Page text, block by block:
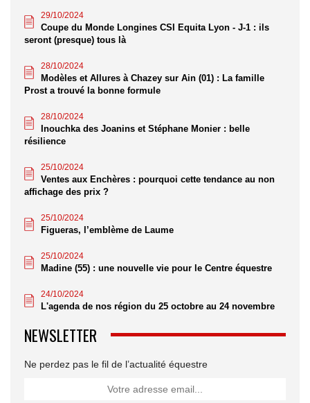
29/10/2024
Coupe du Monde Longines CSI Equita Lyon - J-1 : ils
seront (presque) tous là
28/10/2024
Modèles et Allures à Chazey sur Ain (01) : La famille
Prost a trouvé la bonne formule
28/10/2024
Inouchka des Joanins et Stéphane Monier : belle
résilience
25/10/2024
Ventes aux Enchères : pourquoi cette tendance au non
affichage des prix ?
25/10/2024
Figueras, l’emblème de Laume
25/10/2024
Madine (55) : une nouvelle vie pour le Centre équestre
24/10/2024
L'agenda de nos région du 25 octobre au 24 novembre
NEWSLETTER
Ne perdez pas le fil de l’actualité équestre